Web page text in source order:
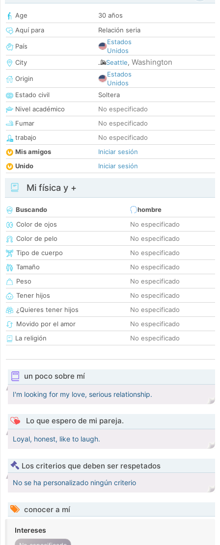
Age
30 años
Aquí para
Relación seria
País
Estados
Unidos
City
Seattle, Washington
Origin
Estados
Unidos
Estado civil
Soltera
Nivel académico
No especificado
Fumar
No especificado
trabajo
No especificado
Mis amigos
Iniciar sesión
Unido
Iniciar sesión
Mi física y +
Buscando
hombre
Color de ojos
No especificado
Color de pelo
No especificado
Tipo de cuerpo
No especificado
Tamaño
No especificado
Peso
No especificado
Tener hijos
No especificado
¿Quieres tener hijos
No especificado
Movido por el amor
No especificado
La religión
No especificado
un poco sobre mí
I'm looking for my love, serious relationship.
Lo que espero de mi pareja.
Loyal, honest, like to laugh.
Los criterios que deben ser respetados
No se ha personalizado ningún criterio
conocer a mí
Intereses